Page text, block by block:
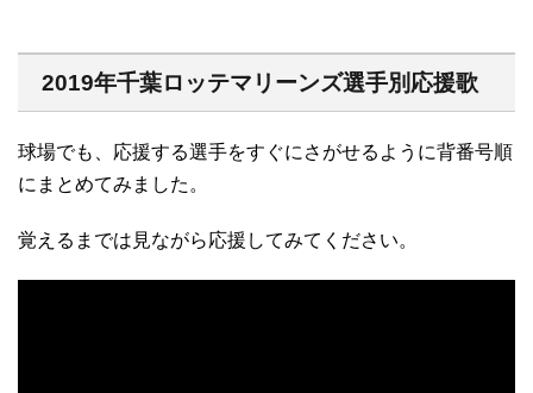
2019年千葉ロッテマリーンズ選手別応援歌
球場でも、応援する選手をすぐにさがせるように背番号順
にまとめてみました。
覚えるまでは見ながら応援してみてください。